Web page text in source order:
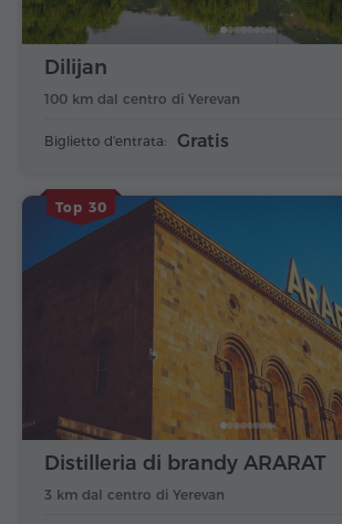
100 km dal centro di Yerevan
Dilijan
Biglietto d'entrata: Gratis
Top 30
3 km dal centro di Yerevan
Distilleria di brandy ARARAT